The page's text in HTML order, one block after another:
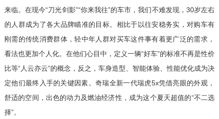
来临。在现今“刀光剑影”“你来我往”的车市，我们不难发现，30岁左右
的人群成为了各大品牌瞄准的目标。相比于以往安稳务实，对购车有
刚需的传统消费群体，轻中年人群对买车这件事有着更广泛的需求，
看法也更加个人化。在他们心目中，定义一辆“好车”的标准不再是性价
比等“人云亦云”的概念，反之，车身造型、智能体验、性能优化成为决
定他们最终入手的关键因素。奇瑞全新一代瑞虎5x凭借亮眼的外观，
舒适的空间，出色的动力及燃油经济性，成为这个夏天超值的“不二选
择”。